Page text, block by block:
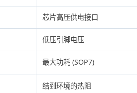
芯片高压供电接口
低压引脚电压
最大功耗 (SOP7)
结到环境的热阻